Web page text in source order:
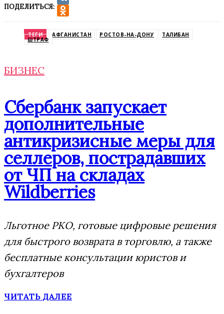
ПОДЕЛИТЬСЯ:
VK
ТЕГИ АФГАНИСТАН РОСТОВ-НА-ДОНУ ТАЛИБАН
ШТРАФ
БИЗНЕС
Сбербанк запускает
дополнительные
антикризисные меры для
селлеров, пострадавших
от ЧП на складах
Wildberries
Льготное РКО, готовые цифровые решения
для быстрого возврата в торговлю, а также
бесплатные консультации юристов и
бухгалтеров
ЧИТАТЬ ДАЛЕЕ